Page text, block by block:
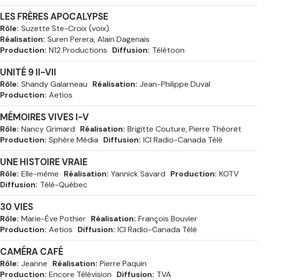
LES FRÈRES APOCALYPSE
Rôle Suzette Ste-Croix (voix)
Réalisation Suren Perera, Alain Dagenais
Production N12 Productions Diffusion Télétoon
UNITÉ 9 II-VII
Rôle Shandy Galarneau Réalisation Jean-Philippe Duval
Production Aetios
MÉMOIRES VIVES I-V
Rôle Nancy Grimard Réalisation Brigitte Couture, Pierre Théorët
Production Sphère Média Diffusion ICI Radio-Canada Télé
UNE HISTOIRE VRAIE
Rôle Elle-même Réalisation Yannick Savard Production KOTV
Diffusion Télé-Québec
30 VIES
Rôle Marie-Ève Pothier Réalisation François Bouvier
Production Aetios Diffusion ICI Radio-Canada Télé
CAMÉRA CAFÉ
Rôle Jeanne Réalisation Pierre Paquin
Production Encore Télévision Diffusion TVA